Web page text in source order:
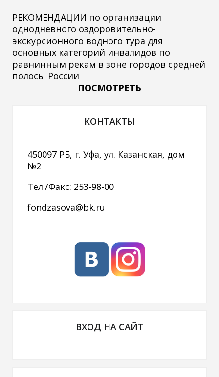
РЕКОМЕНДАЦИИ по организации
однодневного оздоровительно-
экскурсионного водного тура для
основных категорий инвалидов по
равнинным рекам в зоне городов средней
полосы России
ПОСМОТРЕТЬ
КОНТАКТЫ
450097 РБ, г. Уфа, ул. Казанская, дом
№2
Тел./Факс: 253-98-00
fondzasova@bk.ru
ВХОД НА САЙТ